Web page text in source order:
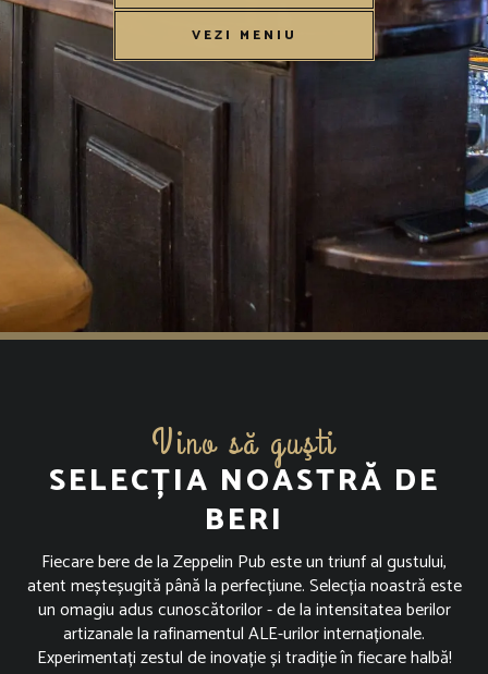
VEZI MENIU
Vino să guşti
SELECȚIA NOASTRĂ DE
BERI
Fiecare bere de la Zeppelin Pub este un triunf al gustului,
atent meșteșugită până la perfecțiune. Selecția noastră este
un omagiu adus cunoscătorilor - de la intensitatea berilor
artizanale la rafinamentul ALE-urilor internaționale.
Experimentați zestul de inovație și tradiție în fiecare halbă!